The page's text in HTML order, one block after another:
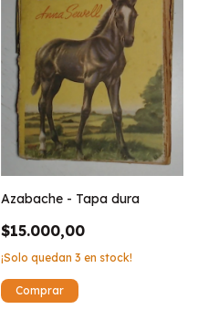
Azabache - Tapa dura
$15.000,00
¡Solo quedan 3 en stock!